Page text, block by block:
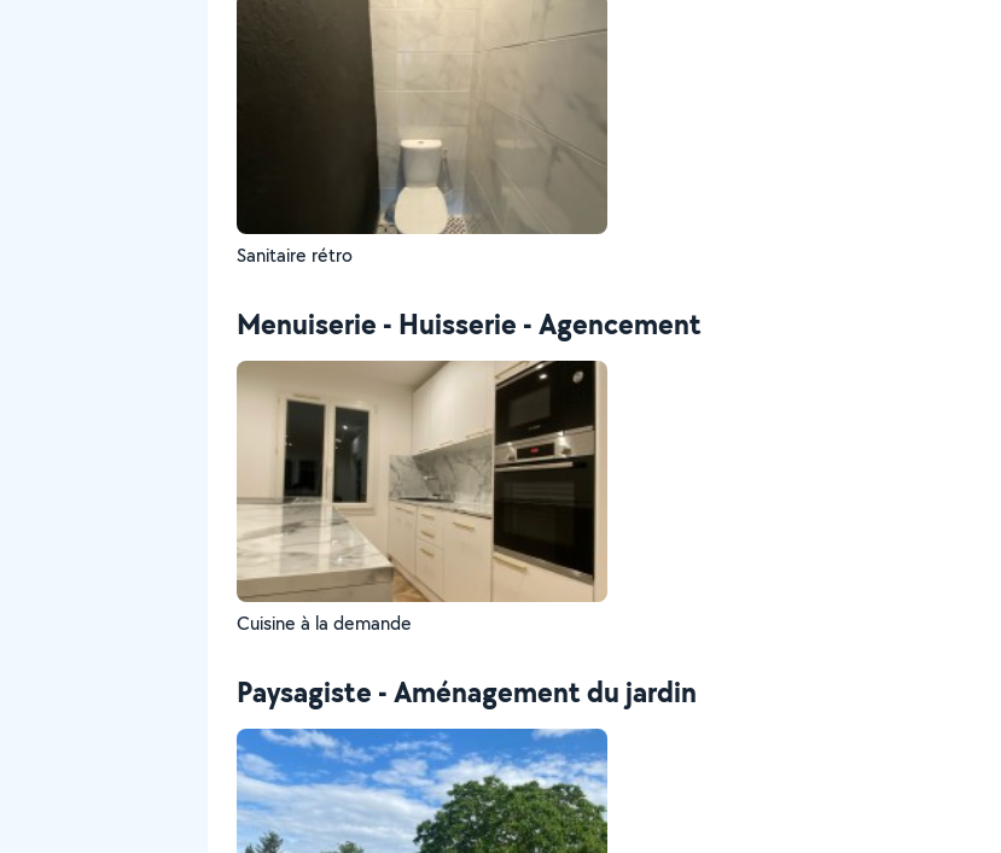
Sanitaire rétro
Menuiserie - Huisserie - Agencement
Cuisine à la demande
Paysagiste - Aménagement du jardin